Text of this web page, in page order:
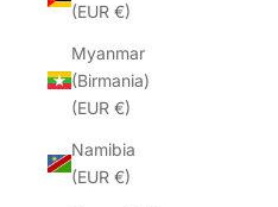
(EUR €)
Myanmar
(Birmania)
(EUR €)
Namibia
(EUR €)